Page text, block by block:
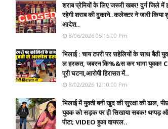
शराब प्रेमियों के लिए जरूरी खबर! दुर्ग जिले में
रहेगी शराब की दुकाने..कलेक्टर ने जारी किया
आदेश..
8/06/2026 05:15:00 Pm
भिलाई : चाय टपरी पर सहेलियों के साथ बैठी
ल हरकत, जबरन कि%&स कर भागा युवक!
पूरी घटना,आरोपी हिरासत में..
8/02/2026 12:10:00 Pm
भिलाई में युवती बनी खुद की सुरक्षा की ढाल,
युवक को सड़क पर ही सिखाया सबक! थप्पड़
पीटा; VIDEO हुआ वायरल..